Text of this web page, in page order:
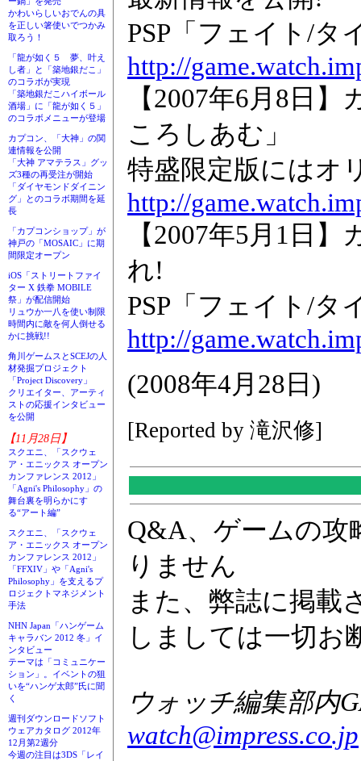
かわいらしいおでんの具
を正しい箸使いでつかみ
取ろう！
「龍が如く５ 夢、叶え
し者」と「築地銀だこ」
のコラボが実現
「築地銀だこハイボール
酒場」に「龍が如く５」
のコラボメニューが登場
カプコン、「大神」の関
連情報を公開
「大神 アマテラス」グッ
ズ3種の再受注が開始
「ダイヤモンドダイニン
グ」とのコラボ期間を延
長
「カプコンショップ」が
神戸の「MOSAIC」に期
間限定オープン
iOS「ストリートファイ
ター X 鉄拳 MOBILE
祭」が配信開始
リュウか一八を使い制限
時間内に敵を何人倒せる
かに挑戦!!
角川ゲームスとSCEJの人
材発掘プロジェクト
「Project Discovery」
クリエイター、アーティ
ストの応援インタビュー
を公開
【11月28日】
スクエニ、「スクウェ
ア・エニックス オープン
カンファレンス 2012」
「Agni's Philosophy」の
舞台裏を明らかにす
る“アート編”
スクエニ、「スクウェ
ア・エニックス オープン
カンファレンス 2012」
「FFXIV」や「Agni's
Philosophy」を支えるプ
ロジェクトマネジメント
手法
NHN Japan「ハンゲーム
キャラバン 2012 冬」イ
ンタビュー
テーマは「コミュニケー
ション」。イベントの狙
いを“ハンゲ太郎”氏に聞
く
週刊ダウンロードソフト
ウェアカタログ 2012年
12月第2週分
今週の注目は3DS「レイ
PSP「フェイト/タ
http://
【2007年6月8日
ころしあむ」
特盛限定版にはオ
http://
【2007年5月1日
れ!
PSP「フェイト/タ
http://
(2008年4月28日)
[Reported by 滝沢修]
Q&A、ゲームの攻
りません
また、弊誌に掲載
しましては一切お
ウォッチ編集部内
watch@impress.co.jp